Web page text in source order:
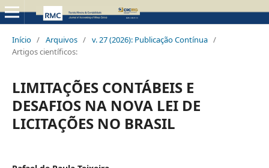
Início / Arquivos / v. 27 (2026): Publicação Contínua /
Artigos científicos:
LIMITAÇÕES CONTÁBEIS E
DESAFIOS NA NOVA LEI DE
LICITAÇÕES NO BRASIL